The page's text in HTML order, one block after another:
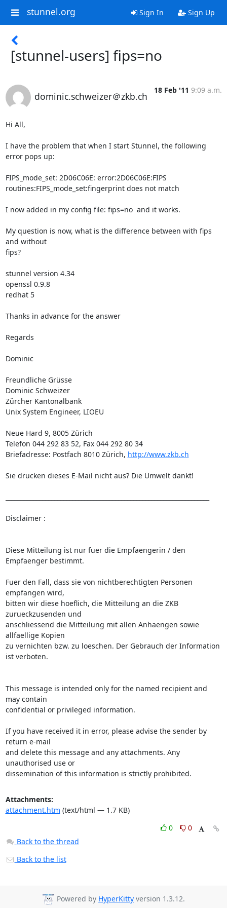
stunnel.org Sign In Sign Up
[stunnel-users] fips=no
dominic.schweizer＠zkb.ch
18 Feb '11 9:09 a.m.
Hi All,
I have the problem that when I start Stunnel, the following
error pops up:
FIPS_mode_set: 2D06C06E: error:2D06C06E:FIPS
routines:FIPS_mode_set:fingerprint does not match
I now added in my config file: fips=no  and it works.
My question is now, what is the difference between with fips
and without
fips?
stunnel version 4.34
openssl 0.9.8
redhat 5
Thanks in advance for the answer
Regards
Dominic
Freundliche Grüsse
Dominic Schweizer
Zürcher Kantonalbank
Unix System Engineer, LIOEU
Neue Hard 9, 8005 Zürich
Telefon 044 292 83 52, Fax 044 292 80 34
Briefadresse: Postfach 8010 Zürich, http://www.zkb.ch
Sie drucken dieses E-Mail nicht aus? Die Umwelt dankt!
Disclaimer :
Diese Mitteilung ist nur fuer die Empfaengerin / den
Empfaenger bestimmt.
Fuer den Fall, dass sie von nichtberechtigten Personen
empfangen wird,
bitten wir diese hoeflich, die Mitteilung an die ZKB
zurueckzusenden und
anschliessend die Mitteilung mit allen Anhaengen sowie
allfaellige Kopien
zu vernichten bzw. zu loeschen. Der Gebrauch der Information
ist verboten.
This message is intended only for the named recipient and
may contain
confidential or privileged information.
If you have received it in error, please advise the sender by
return e-mail
and delete this message and any attachments. Any
unauthorised use or
dissemination of this information is strictly prohibited.
Attachments:
attachment.htm (text/html — 1.7 KB)
0
0
Back to the thread
Back to the list
Powered by HyperKitty version 1.3.12.